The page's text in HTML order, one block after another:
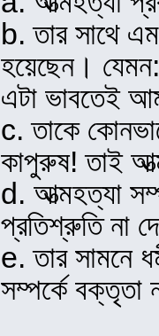
b. তার সাথে
হয়েছেন।
এটা ভাবতেই
c. তাকে
কাপুরুষ! তাই
d. আত্মহত্যা
প্রতিশ্রুতি না
e. তার সামনে
সম্পর্কে বক্তৃতা